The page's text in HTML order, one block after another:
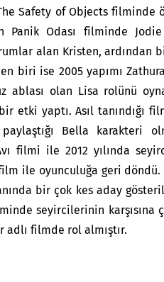
Safety of Objects filminde
Odası filminde
alan Kristen, ardından
biri ise 2005 yapımı
ablası olan Lisa rolünü
etki yaptı. Asıl tanındığı
Bella karakteri
filmi ile 2012 yılında
ile oyunculuğa geri
bir çok kes aday
seyircilerinin karşısına
adlı filmde rol almıştır.